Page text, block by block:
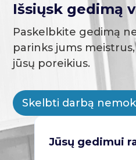
Išsiųsk gedimą
Paskelbkite gedimą
parinks jums
jūsų poreikius.
Skelbti darbą
Jūsų gedimui